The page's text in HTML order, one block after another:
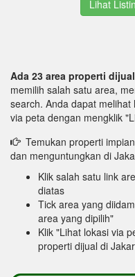
Lihat
Ada 23 area properti
memilih salah satu area,
search. Anda dapat
via peta dengan mengklik
Temukan properti
dan menguntungkan di
Klik salah satu link
diatas
Tick area yang
area yang dipilih"
Klik "Lihat lokasi via
properti dijual di